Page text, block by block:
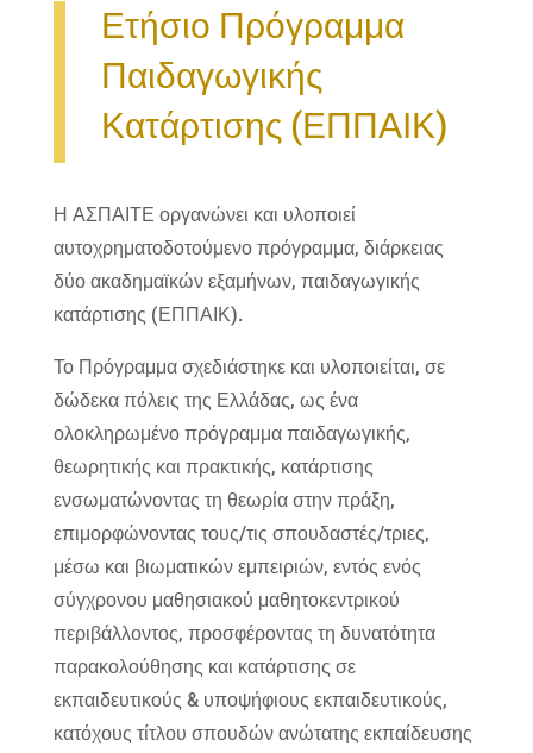
Ετήσιο Πρόγραμμα
Παιδαγωγικής
Κατάρτισης (ΕΠΠΑΙΚ)
Η ΑΣΠΑΙΤΕ οργανώνει και υλοποιεί
αυτοχρηματοδοτούμενο πρόγραμμα, διάρκειας
δύο ακαδημαϊκών εξαμήνων, παιδαγωγικής
κατάρτισης (ΕΠΠΑΙΚ).
Το Πρόγραμμα σχεδιάστηκε και υλοποιείται, σε
δώδεκα πόλεις της Ελλάδας, ως ένα
ολοκληρωμένο πρόγραμμα παιδαγωγικής,
θεωρητικής και πρακτικής, κατάρτισης
ενσωματώνοντας τη θεωρία στην πράξη,
επιμορφώνοντας τους/τις σπουδαστές/τριες,
μέσω και βιωματικών εμπειριών, εντός ενός
σύγχρονου μαθησιακού μαθητοκεντρικού
περιβάλλοντος, προσφέροντας τη δυνατότητα
παρακολούθησης και κατάρτισης σε
εκπαιδευτικούς & υποψήφιους εκπαιδευτικούς,
κατόχους τίτλου σπουδών ανώτατης εκπαίδευσης